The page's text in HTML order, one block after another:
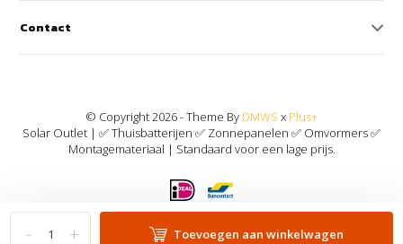
+
- Toevoegen aan winkelwagen
Contact
© Copyright 2026 - Theme By DMWS x Plus+
Solar Outlet | ✅ Thuisbatterijen ✅ Zonnepanelen ✅ Omvormers ✅
Montagemateriaal | Standaard voor een lage prijs.